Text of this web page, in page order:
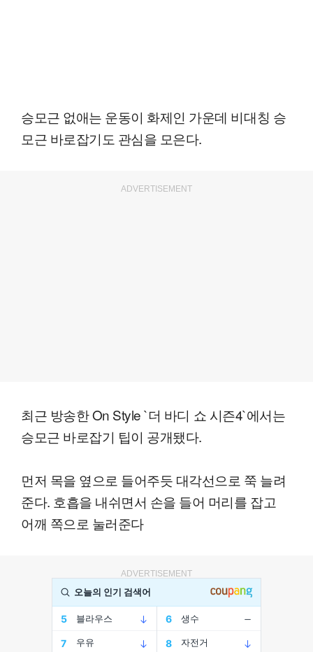
승모근 없애는 운동이 화제인 가운데 비대칭 승
모근 바로잡기도 관심을 모은다.
ADVERTISEMENT
최근 방송한 On Style `더 바디 쇼 시즌4`에서는
승모근 바로잡기 팁이 공개됐다.
먼저 목을 옆으로 들어주듯 대각선으로 쭉 늘려
준다. 호흡을 내쉬면서 손을 들어 머리를 잡고
어깨 쪽으로 눌러준다
ADVERTISEMENT